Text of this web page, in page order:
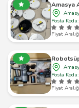
Amasya
Posta
Fiyat
Posta
Fiyat